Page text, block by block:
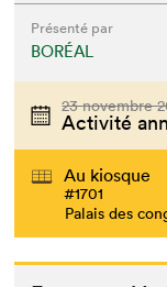
Présenté par
BORÉAL
23 novembre
Activité
Au kiosque
#1701
Palais des